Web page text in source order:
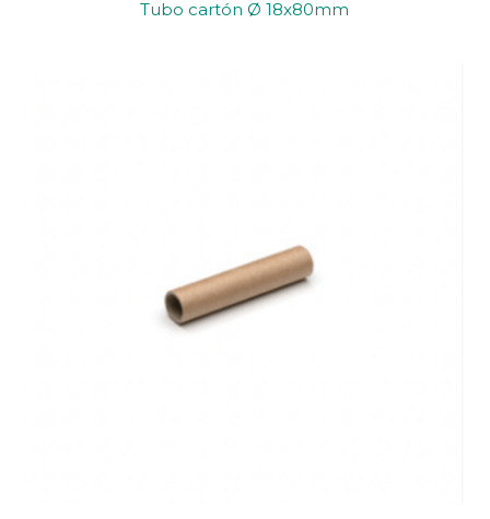
Tubo cartón Ø 18x80mm